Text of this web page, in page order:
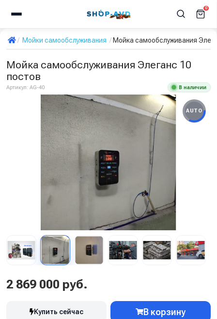
0
Мойки самообслуживания Мойка самообслуживания
Мойка самообслуживания Элеганс 10
постов
Артикул: AG-40 В наличии
AUTO
2 869 000 руб.
Купить сейчас В корзину